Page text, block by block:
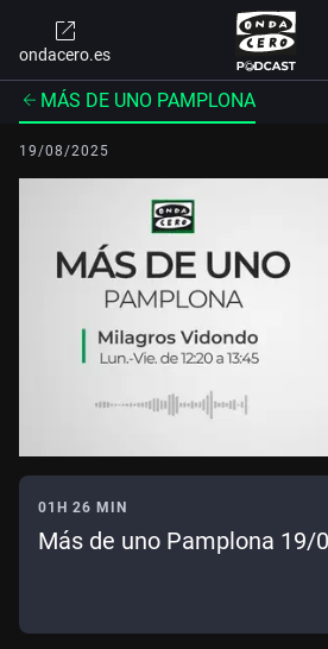
ondacero.es
MÁS DE UNO PAMPLONA
19/08/2025
01H 26 MIN
Más de uno Pamplona 19/